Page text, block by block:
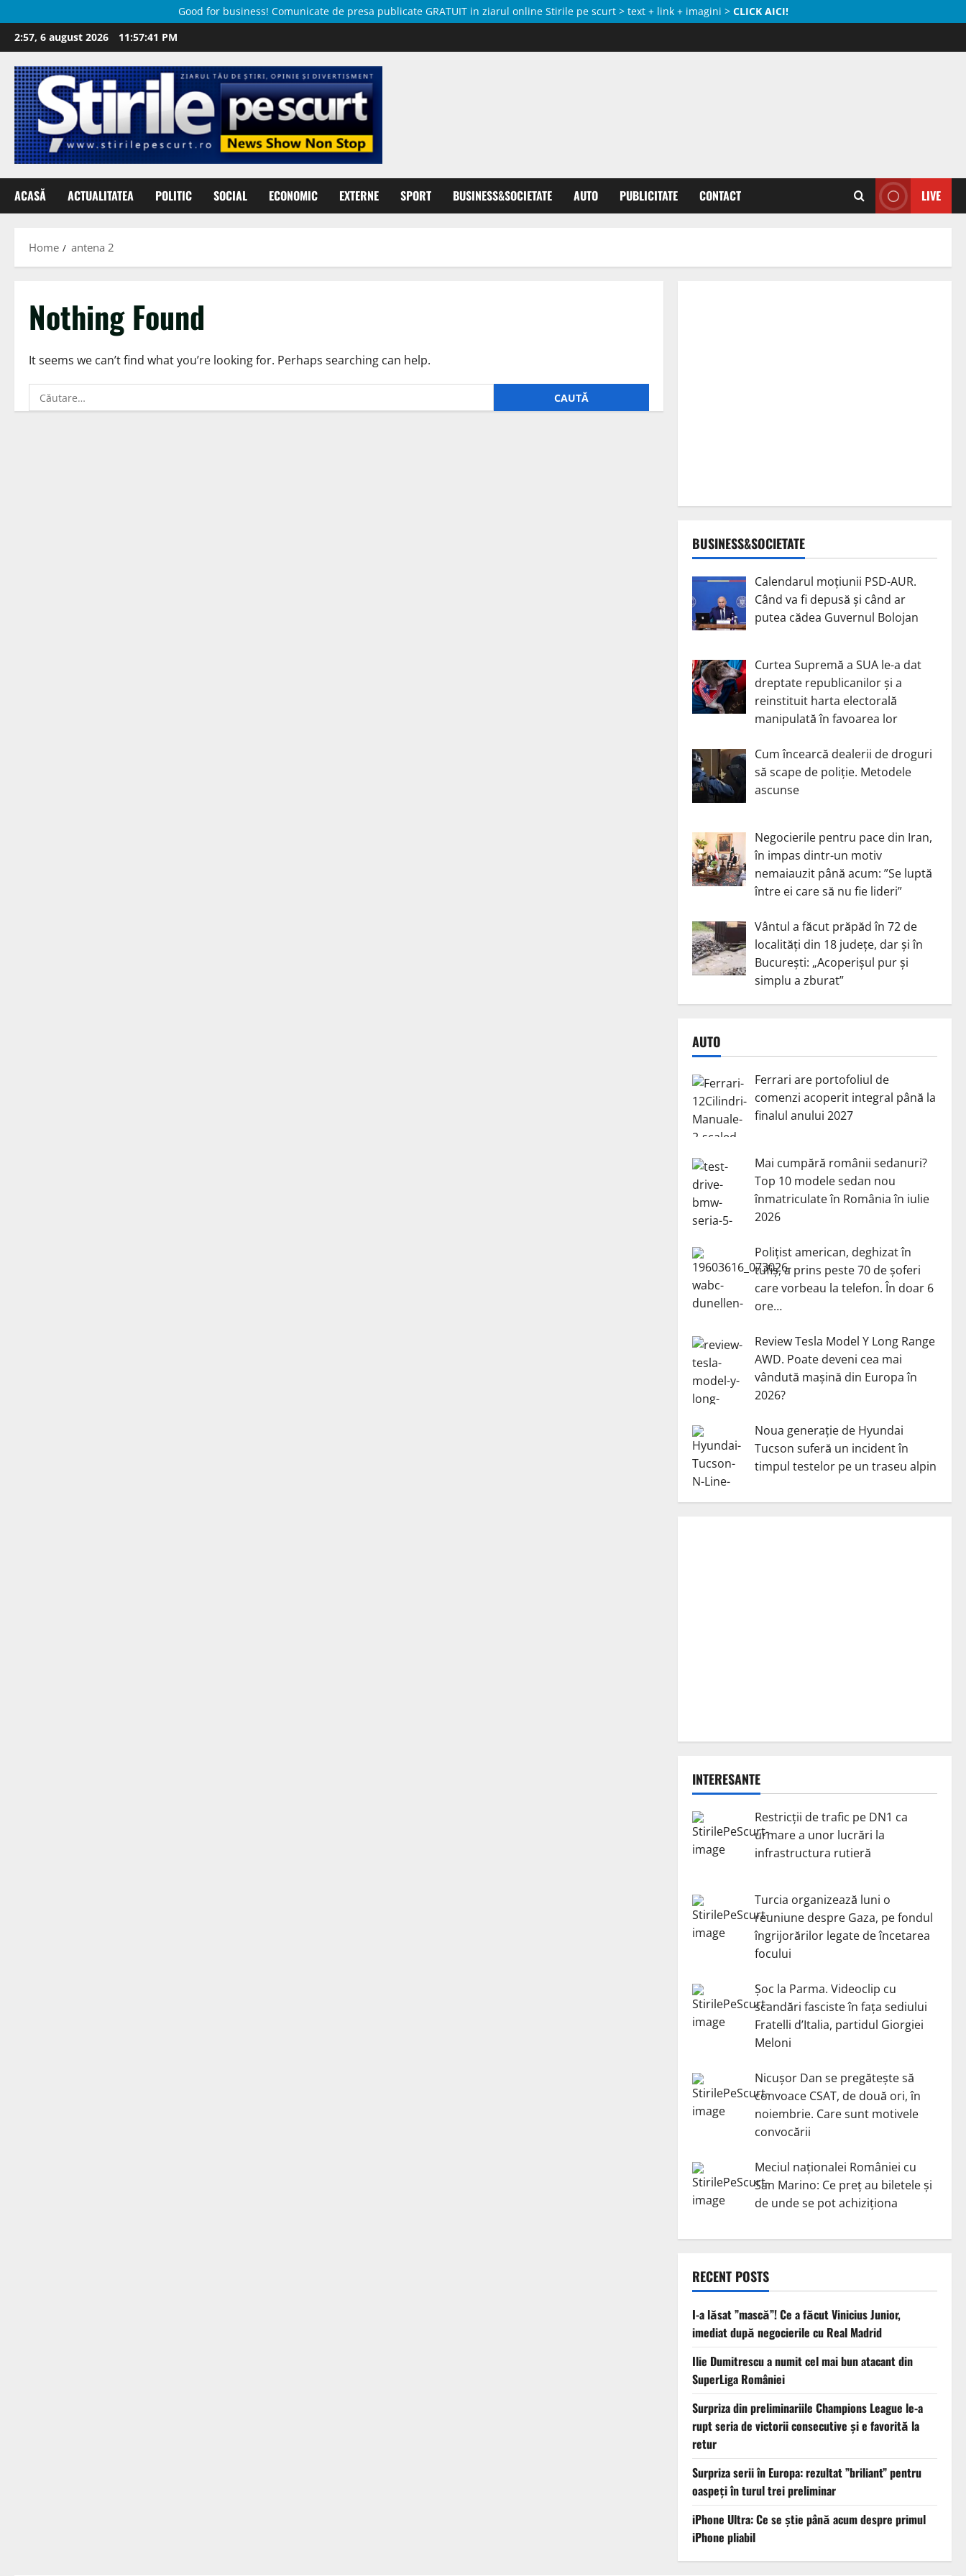
Good for business! Comunicate de presa publicate GRATUIT in ziarul online Stirile pe scurt > text + link + imagini > CLICK AICI!
Skip
to
content
2:57, 6 august 2026 11:57:42 PM
ACASĂ ACTUALITATEA POLITIC SOCIAL ECONOMIC EXTERNE SPORT BUSINESS&SOCIETATE AUTO PUBLICITATE CONTACT LIVE
Home antena 2
Nothing Found
It seems we can’t find what you’re looking for. Perhaps searching can help.
Caută
după:
BUSINESS&SOCIETATE
Calendarul moțiunii PSD-AUR.
Când va fi depusă și când ar
putea cădea Guvernul Bolojan
Curtea Supremă a SUA le-a dat
dreptate republicanilor și a
reinstituit harta electorală
manipulată în favoarea lor
Cum încearcă dealerii de droguri
să scape de poliție. Metodele
ascunse
Negocierile pentru pace din Iran,
în impas dintr-un motiv
nemaiauzit până acum: ”Se luptă
între ei care să nu fie lideri”
Vântul a făcut prăpăd în 72 de
localități din 18 județe, dar și în
București: „Acoperișul pur și
simplu a zburat”
AUTO
Ferrari are portofoliul de
comenzi acoperit integral până la
finalul anului 2027
Mai cumpără românii sedanuri?
Top 10 modele sedan nou
înmatriculate în România în iulie
2026
Polițist american, deghizat în
tufiș, a prins peste 70 de șoferi
care vorbeau la telefon. În doar 6
ore…
Review Tesla Model Y Long Range
AWD. Poate deveni cea mai
vândută mașină din Europa în
2026?
Noua generație de Hyundai
Tucson suferă un incident în
timpul testelor pe un traseu alpin
INTERESANTE
Restricții de trafic pe DN1 ca
urmare a unor lucrări la
infrastructura rutieră
Turcia organizează luni o
reuniune despre Gaza, pe fondul
îngrijorărilor legate de încetarea
focului
Șoc la Parma. Videoclip cu
scandări fasciste în fața sediului
Fratelli d’Italia, partidul Giorgiei
Meloni
Nicuşor Dan se pregăteşte să
convoace CSAT, de două ori, în
noiembrie. Care sunt motivele
convocării
Meciul naționalei României cu
San Marino: Ce preț au biletele și
de unde se pot achiziționa
RECENT POSTS
I-a lăsat ”mască”! Ce a făcut Vinicius Junior,
imediat după negocierile cu Real Madrid
Ilie Dumitrescu a numit cel mai bun atacant din
SuperLiga României
Surpriza din preliminariile Champions League le-a
rupt seria de victorii consecutive și e favorită la
retur
Surpriza serii în Europa: rezultat ”briliant” pentru
oaspeți în turul trei preliminar
iPhone Ultra: Ce se știe până acum despre primul
iPhone pliabil